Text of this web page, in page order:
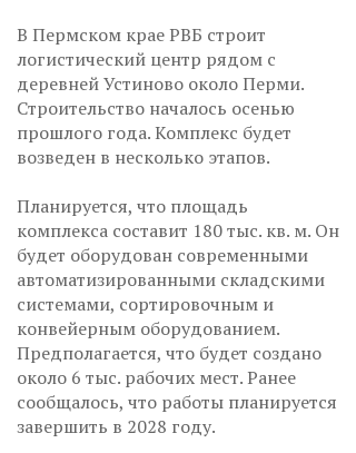
В Пермском крае РВБ строит
логистический центр рядом с
деревней Устиново около Перми.
Строительство началось осенью
прошлого года. Комплекс будет
возведен в несколько этапов.
Планируется, что площадь
комплекса составит 180 тыс. кв. м. Он
будет оборудован современными
автоматизированными складскими
системами, сортировочным и
конвейерным оборудованием.
Предполагается, что будет создано
около 6 тыс. рабочих мест. Ранее
сообщалось, что работы планируется
завершить в 2028 году.